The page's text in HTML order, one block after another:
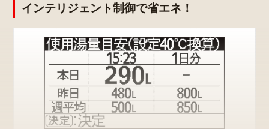
インテリジェント制御で省エネ！